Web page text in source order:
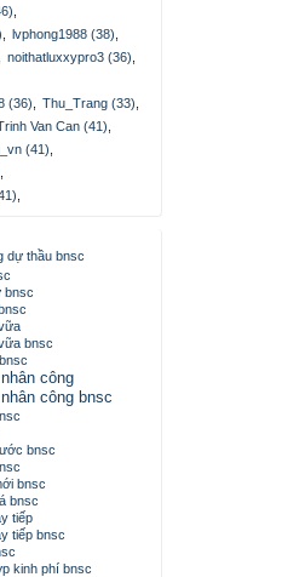
lvphong1988 (38)
noithatluxxypro3 (36)
(36)
Thu_Trang (33)
Van Can (41)
(41)
dự thầu bnsc
bnsc
bnsc
công
công bnsc
bnsc
bnsc
bnsc
tiếp
tiếp bnsc
kinh phí bnsc